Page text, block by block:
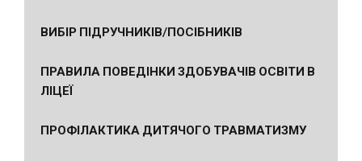
ВИБІР ПІДРУЧНИКІВ/ПОСІБНИКІВ
ПРАВИЛА ПОВЕДІНКИ ЗДОБУВАЧІВ ОСВІТИ В
ЛІЦЕЇ
ПРОФІЛАКТИКА ДИТЯЧОГО ТРАВМАТИЗМУ